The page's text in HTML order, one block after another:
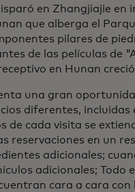
en Zhangjiajie en
que alberga el
pilares de
de las películas de
en Hunan
una gran
diferentes,
de cada visita se
reservaciones en un
adicionales;
adicionales; Todo
cara a cara con